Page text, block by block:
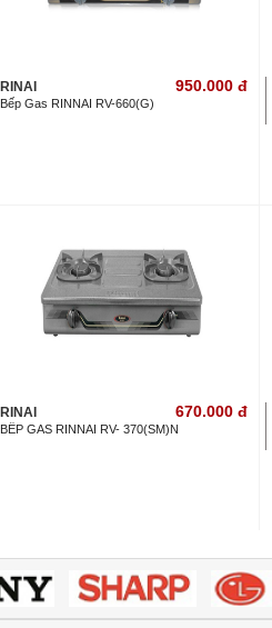
RINAI 950.000 đ
Bếp Gas RINNAI RV-660(G)
RINAI 670.000 đ
BẾP GAS RINNAI RV- 370(SM)N